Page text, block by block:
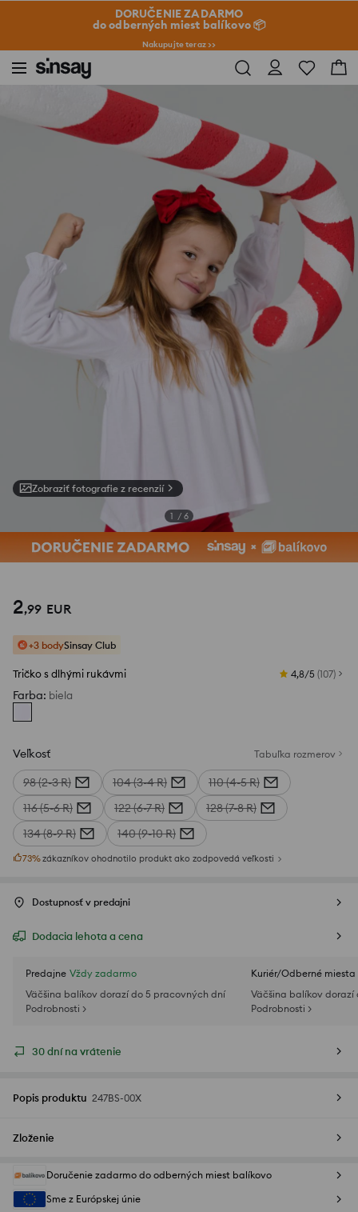
DORUČENIE ZADARMO
do odberných miest balíkovo 📦
Nakupujte teraz >>
Dievča 3-10
Zobraziť fotografie z recenzií
1 / 6
2,99 EUR
+3 bodySinsay Club
Tričko s dlhými rukávmi 4,8/5 (107)
Farba: biela
Veľkosť Tabuľka rozmerov
98 (2-3 R) 104 (3-4 R)
110 (4-5 R)
116 (5-6 R)
122 (6-7 R)
128 (7-8 R)
134 (8-9 R)
140 (9-10 R)
73%zákazníkov ohodnotilo produkt ako zodpovedá veľkosti
Dostupnosť v predajni
Dodacia lehota a cena
Predajne Vždy zadarmo
Väčšina balíkov dorazí do 5 pracovných dní
Podrobnosti >
Kuriér/Odberné miesta
Väčšina balíkov
Podrobnosti >
30 dní na vrátenie
Popis produktu 247BS-00X
Zloženie
Doručenie zadarmo do odberných miest balíkovo
Sme z Európskej únie